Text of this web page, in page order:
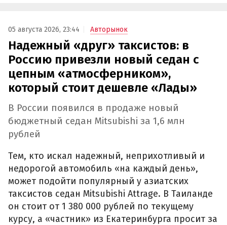
05 августа 2026, 23:44 Авторынок
Надежный «друг» таксистов: в
Россию привезли новый седан с
цепным «атмосферником»,
который стоит дешевле «Лады»
В России появился в продаже новый
бюджетный седан Mitsubishi за 1,6 млн
рублей
Тем, кто искал надежный, неприхотливый и
недорогой автомобиль «на каждый день»,
может подойти популярный у азиатских
таксистов седан Mitsubishi Attrage. В Таиланде
он стоит от 1 380 000 рублей по текущему
курсу, а «частник» из Екатеринбурга просит за